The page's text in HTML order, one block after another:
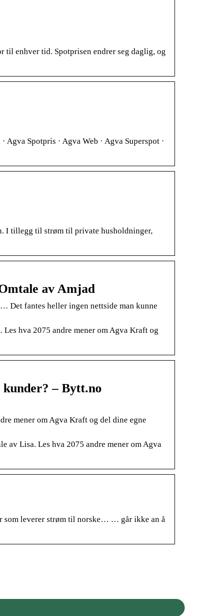
til enhver tid. Spotprisen endrer seg daglig, og
Spotpris · Agva Web · Agva Superspot ·
I tillegg til strøm til private husholdninger,
av Amjad
Det fantes heller ingen nettside man kunne
hva 2075 andre mener om Agva Kraft og
– Bytt.no
mener om Agva Kraft og del dine egne
av Lisa. Les hva 2075 andre mener om Agva
som leverer strøm til norske… … går ikke an å